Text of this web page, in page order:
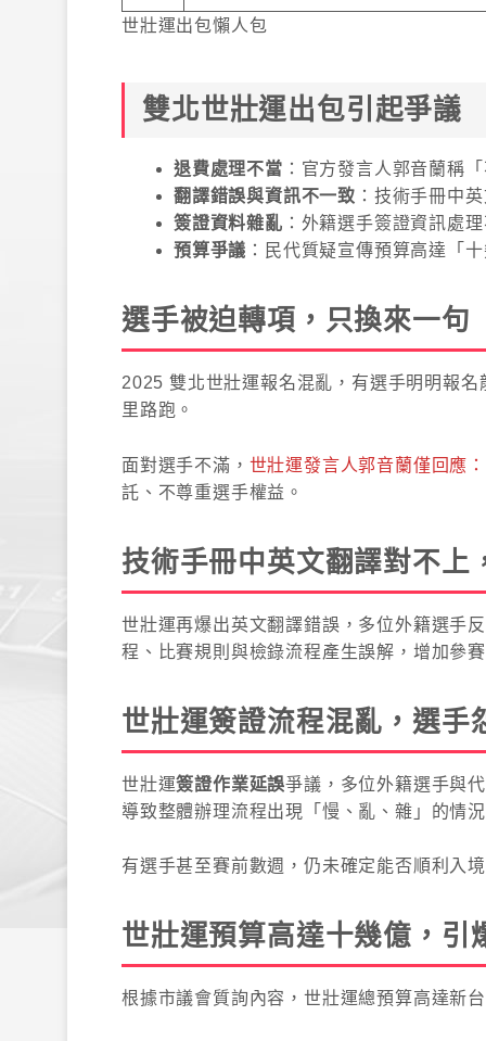
世壯運出包懶人包
雙北世壯運出包引起爭議
退費處理不當 ：官方發言人郭音蘭稱
翻譯錯誤與資訊不一致 ：技術手冊中
簽證資料雜亂 ：外籍選手簽證資訊處
預算爭議 ：民代質疑宣傳預算高達「
選手被迫轉項，只換來一句
2025 雙北世壯運報名混亂，有選手明明報
里路跑。
面對選手不滿， 世壯運發言人郭音蘭僅回應
託、不尊重選手權益。
技術手冊中英文翻譯對不上
世壯運再爆出英文翻譯錯誤，多位外籍選手
程、比賽規則與檢錄流程產生誤解，增加參
世壯運簽證流程混亂，選手
世壯運簽證作業延誤爭議，多位外籍選手與
導致整體辦理流程出現「慢、亂、雜」的情
有選手甚至賽前數週，仍未確定能否順利入
世壯運預算高達十幾億，引
根據市議會質詢內容，世壯運總預算高達新